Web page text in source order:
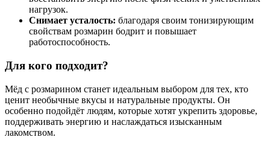
нагрузок.
Снимает усталость: благодаря своим тонизирующим
свойствам розмарин бодрит и повышает
работоспособность.
Для кого подходит?
Мёд с розмарином станет идеальным выбором для тех, кто
ценит необычные вкусы и натуральные продукты. Он
особенно подойдёт людям, которые хотят укрепить здоровье,
поддерживать энергию и наслаждаться изысканным
лакомством.